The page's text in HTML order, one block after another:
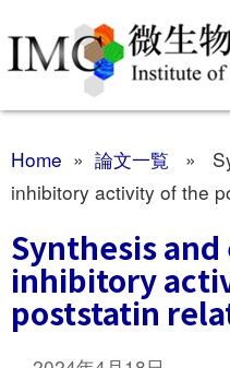
Home » 論文一覧 »
inhibitory activity of the
Synthesis
inhibitory
poststatin